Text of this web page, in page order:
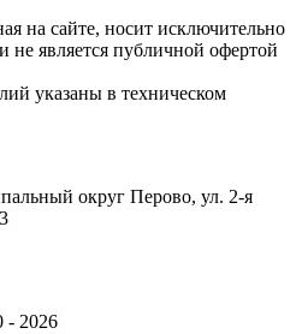
на сайте, носит исключительно
является публичной офертой
указаны в техническом
округ Перово, ул. 2-я
2026